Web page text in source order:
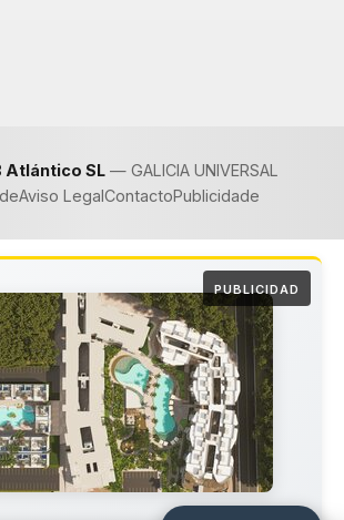
Atlántico SL— GALICIA UNIVERSAL
Aviso LegalContactoPublicidade
PUBLICIDAD